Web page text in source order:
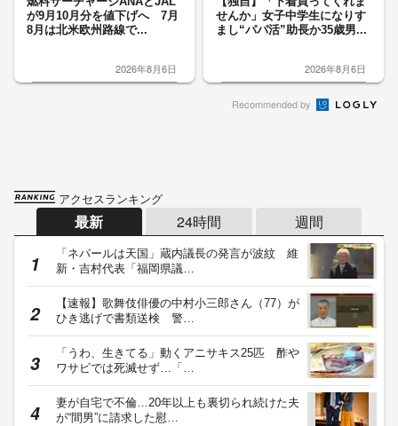
が9月10月分を値下げへ 7月
8月は北米欧州路線で...
2026年8月6日
せんか」女子中学生になりす
まし“パパ活”助長か35歳男...
2026年8月6日
Recommended by
アクセスランキング
最新 24時間 週間
「ネパールは天国」蔵内議長の発言が波紋 維
新・吉村代表「福岡県議…
【速報】歌舞伎俳優の中村小三郎さん（77）が
ひき逃げで書類送検 警…
「うわ、生きてる」動くアニサキス25匹 酢や
ワサビでは死滅せず…「…
妻が自宅で不倫…20年以上も裏切られ続けた夫
が“間男”に請求した慰…